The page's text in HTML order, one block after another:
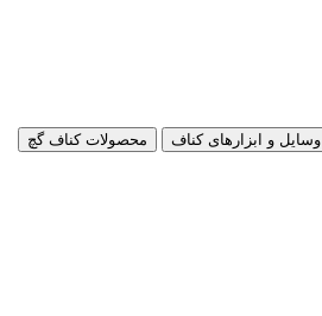
وسایل و ابزارهای کناف محصولات کناف گچ